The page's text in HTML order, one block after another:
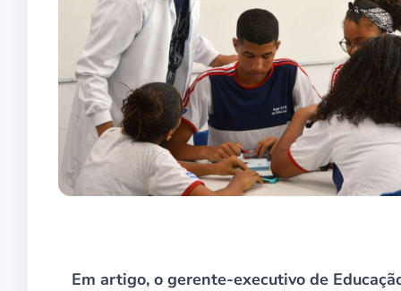
Em artigo, o gerente-executivo de